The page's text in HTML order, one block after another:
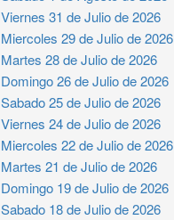
Viernes 31 de Julio de 2026
Miercoles 29 de Julio de 2026
Martes 28 de Julio de 2026
Domingo 26 de Julio de 2026
Sabado 25 de Julio de 2026
Viernes 24 de Julio de 2026
Miercoles 22 de Julio de 2026
Martes 21 de Julio de 2026
Domingo 19 de Julio de 2026
Sabado 18 de Julio de 2026